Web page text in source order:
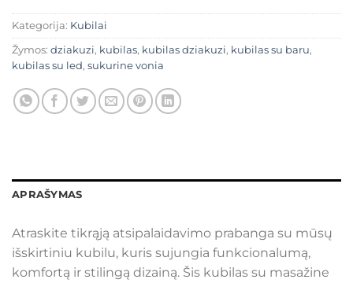
Kategorija: Kubilai
Žymos: dziakuzi, kubilas, kubilas dziakuzi, kubilas su baru,
kubilas su led, sukurine vonia
APRAŠYMAS
Atraskite tikrąją atsipalaidavimo prabanga su mūsų
išskirtiniu kubilu, kuris sujungia funkcionalumą,
komfortą ir stilingą dizainą. Šis kubilas su masažine